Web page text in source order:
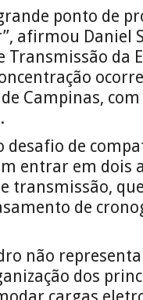
ponto de
afirmou Daniel
da
Campinas,
desafio de
entrar em
transmissão,
de
não
dos